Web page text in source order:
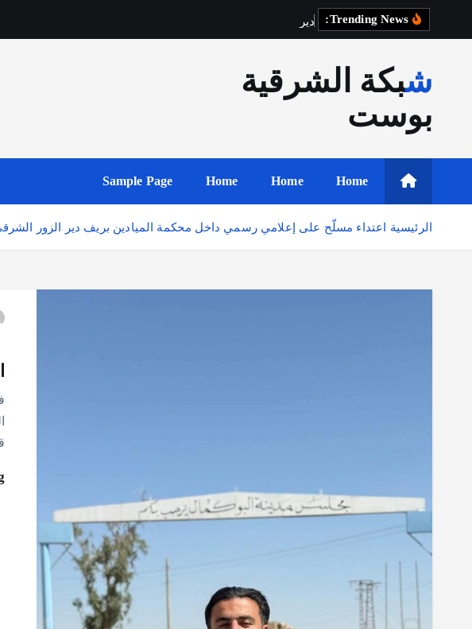
إ
ى
ل
دير
شبكة الشرقية
بوست
Home
Home
Home
Sample Page
الرئيسية اعتداء مسلّح على إعلامي رسمي داخل محكمة الميادين بريف دير الزور